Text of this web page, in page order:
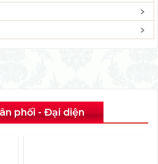
phối - Đại diện